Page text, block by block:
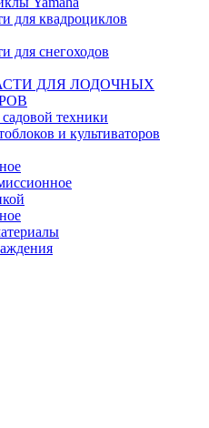
для квадроциклов
для снегоходов
ДЛЯ ЛОДОЧНЫХ
техники
и культиваторов